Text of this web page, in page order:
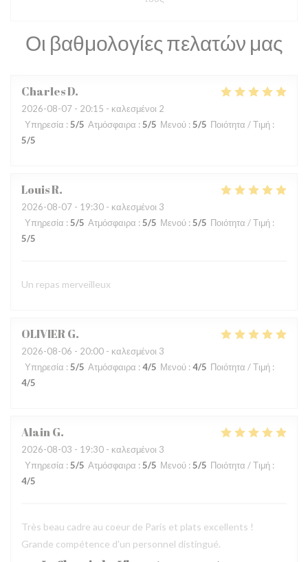
Οι βαθμολογίες πελατών μας
CharlesD
2026-08-07 - 20:15 - καλεσμένοι 2
Υπηρεσία : 5/5 Ατμόσφαιρα : 5/5 Μενού : 5/5 Ποιότητα / Τιμή :
5/5
LouisR
2026-08-07 - 19:30 - καλεσμένοι 3
Υπηρεσία : 5/5 Ατμόσφαιρα : 5/5 Μενού : 5/5 Ποιότητα / Τιμή :
5/5
Un repas merveilleux
OLIVIERG
2026-08-06 - 20:00 - καλεσμένοι 3
Υπηρεσία : 5/5 Ατμόσφαιρα : 4/5 Μενού : 4/5 Ποιότητα / Τιμή :
4/5
AlainG
2026-08-03 - 19:30 - καλεσμένοι 3
Υπηρεσία : 5/5 Ατμόσφαιρα : 5/5 Μενού : 5/5 Ποιότητα / Τιμή :
4/5
Très beau cadre au coeur de Paris et plats excellents !
Grande compétence d'un personnel distingué.